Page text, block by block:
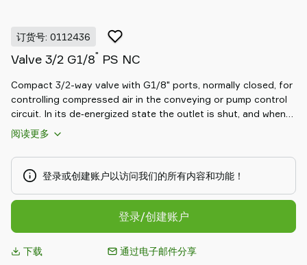
订货号: 0112436
Valve 3/2 G1/8" PS NC
Compact 3/2-way valve with G1/8" ports, normally closed, for
controlling compressed air in the conveying or pump control
circuit. In its de‑energized state the outlet is shut, and when
actuated it switches air between supply and exhaust, making
it suitable for on/off control of small pneumatic actuators,
air‑operated valves or vacuum pumps in automation setups.
阅读更多
登录或创建账户以访问我们的所有内容和功能！
登录/创建账户
下载 通过电子邮件分享
Group
联
我
们
支
持
寻
找
合
Old